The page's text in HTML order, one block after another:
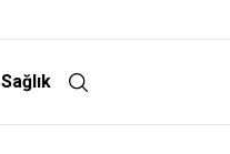
Sağlık